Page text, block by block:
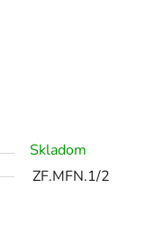
Skladom
ZF.MFN.1/2